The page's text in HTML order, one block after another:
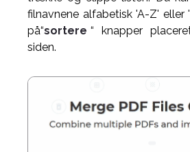
filnavnene alfabetisk 'A-Z' eller
på“sortere “ knapper
siden.